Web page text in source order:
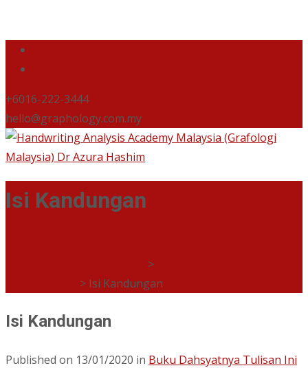
+6016-222-3444
hello@graphology.com.my
Isi Kandungan
>
> Isi Kandungan
Isi Kandungan
Published on 13/01/2020 in Buku Dahsyatnya Tulisan Ini